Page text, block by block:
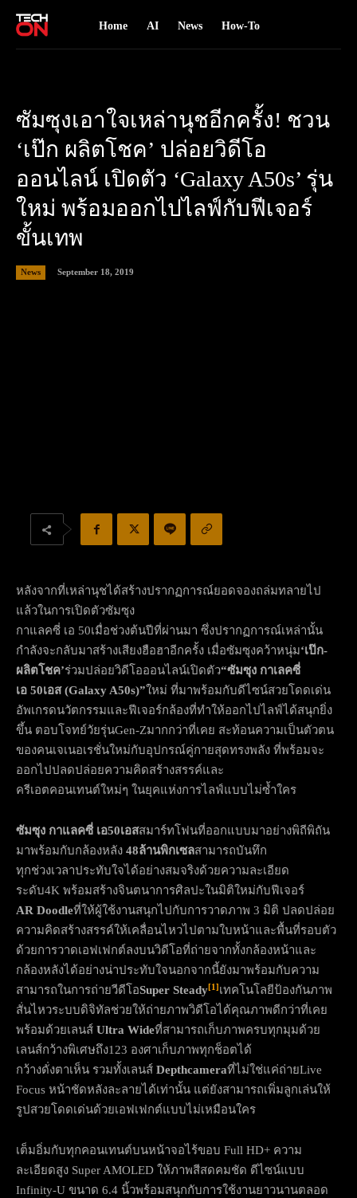
Home AI News How-To
ซัมซุงเอาใจเหล่านุชอีกครั้ง! ชวน
‘เป๊ก ผลิตโชค’ ปล่อยวิดีโอ
ออนไลน์ เปิดตัว ‘Galaxy A50s’ รุ่น
ใหม่ พร้อมออกไปไลฟ์กับฟีเจอร์
ขั้นเทพ
News September 18, 2019
หลังจากที่เหล่านุชได้สร้างปรากฏการณ์ยอดจองถล่มทลายไป
แล้วในการเปิดตัวซัมซุง
กาแลคซี่ เอ 50เมื่อช่วงต้นปีที่ผ่านมา ซึ่งปรากฏการณ์เหล่านั้น
กำลังจะกลับมาสร้างเสียงฮือฮาอีกครั้ง เมื่อซัมซุงคว้าหนุ่ม‘เป๊ก-
ผลิตโชค’ร่วมปล่อยวิดีโอออนไลน์เปิดตัว“ซัมซุง กาเลคซี่
เอ 50เอส(Galaxy A50s)”ใหม่ ที่มาพร้อมกับดีไซน์สวยโดดเด่น
อัพเกรดนวัตกรรมและฟีเจอร์กล้องที่ทำให้ออกไปไลฟ์ได้สนุกยิ่ง
ขึ้น ตอบโจทย์วัยรุ่นGen-Zมากกว่าที่เคย สะท้อนความเป็นตัวตน
ของคนเจเนอเรชั่นใหม่กับอุปกรณ์คู่กายสุดทรงพลัง ที่พร้อมจะ
ออกไปปลดปล่อยความคิดสร้างสรรค์และ
ครีเอตคอนเทนต์ใหม่ๆ ในยุคแห่งการไลฟ์แบบไม่ซ้ำใคร
ซัมซุง กาแลคซี่ เอ50เอสสมาร์ทโฟนที่ออกแบบมาอย่างพิถีพิถัน
มาพร้อมกับกล้องหลัง 48ล้านพิกเซลสามารถบันทึก
ทุกช่วงเวลาประทับใจได้อย่างสมจริงด้วยความละเอียด
ระดับ4K พร้อมสร้างจินตนาการศิลปะในมิติใหม่กับฟีเจอร์
AR Doodleที่ให้ผู้ใช้งานสนุกไปกับการวาดภาพ 3 มิติ ปลดปล่อย
ความคิดสร้างสรรค์ให้เคลื่อนไหวไปตามใบหน้าและพื้นที่รอบตัว
ด้วยการวาดเอฟเฟกต์ลงบนวิดีโอที่ถ่ายจากทั้งกล้องหน้าและ
กล้องหลังได้อย่างน่าประทับใจนอกจากนี้ยังมาพร้อมกับความ
สามารถในการถ่ายวีดีโอSuper Steady[1]เทคโนโลยีป้องกันภาพ
สั่นไหวระบบดิจิทัลช่วยให้ถ่ายภาพวิดีโอได้คุณภาพดีกว่าที่เคย
พร้อมด้วยเลนส์ Ultra Wideที่สามารถเก็บภาพครบทุกมุมด้วย
เลนส์กว้างพิเศษถึง123 องศาเก็บภาพทุกช็อตได้
กว้างดั่งตาเห็น รวมทั้งเลนส์ Depthcameraที่ไม่ใช่แค่ถ่ายLive
Focus หน้าชัดหลังละลายได้เท่านั้น แต่ยังสามารถเพิ่มลูกเล่นให้
รูปสวยโดดเด่นด้วยเอฟเฟกต์แบบไม่เหมือนใคร
เต็มอิ่มกับทุกคอนเทนต์บนหน้าจอไร้ขอบ Full HD+ ความ
ละเอียดสูง Super AMOLED ให้ภาพสีสดคมชัด ดีไซน์แบบ
Infinity-U ขนาด 6.4 นิ้วพร้อมสนุกกับการใช้งานยาวนานตลอด